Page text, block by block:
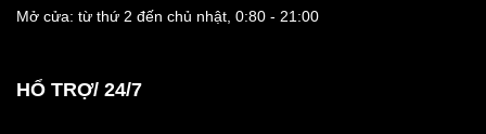
Mở cửa: từ thứ 2 đến chủ nhật, 0:80 - 21:00
HỔ TRỢ/ 24/7